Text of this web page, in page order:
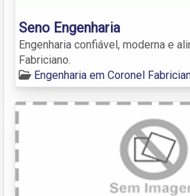
Seno Engenharia
Engenharia confiável, moderna e
Fabriciano.
Engenharia em Coronel